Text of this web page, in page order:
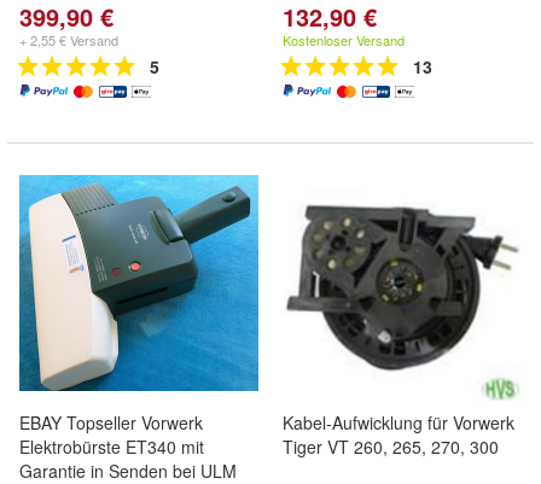
399,90 €
+ 2,55 € Versand
5
132,90 €
Kostenloser Versand
13
EBAY Topseller Vorwerk
Elektrobürste ET340 mit
Garantie in Senden bei ULM
Kabel-Aufwicklung für Vorwerk
Tiger VT 260, 265, 270, 300